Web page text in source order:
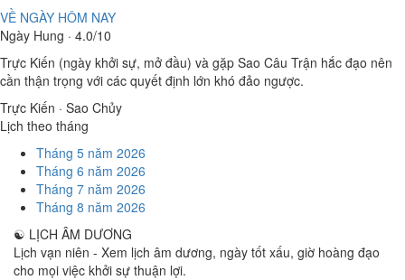
VỀ NGÀY HÔM NAY
Ngày Hung · 4.0/10
Trực Kiến (ngày khởi sự, mở đầu) và gặp Sao Câu Trận hắc đạo nên
cần thận trọng với các quyết định lớn khó đảo ngược.
Trực Kiến · Sao Chủy
Lịch theo tháng
Tháng 5 năm 2026
Tháng 6 năm 2026
Tháng 7 năm 2026
Tháng 8 năm 2026
☯ LỊCH ÂM DƯƠNG
Lịch vạn niên - Xem lịch âm dương, ngày tốt xấu, giờ hoàng đạo
cho mọi việc khởi sự thuận lợi.